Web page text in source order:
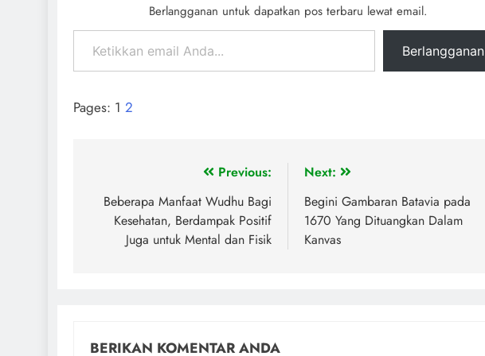
Berlangganan untuk dapatkan pos terbaru lewat email.
Berlangganan
Pages: 1 2
Previous:
Beberapa Manfaat Wudhu Bagi
Kesehatan, Berdampak Positif
Juga untuk Mental dan Fisik
Next:
Begini Gambaran Batavia pada
1670 Yang Dituangkan Dalam
Kanvas
BERIKAN KOMENTAR ANDA